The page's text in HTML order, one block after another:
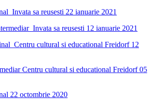
sa reusesti 22 ianuarie 2021
sa reusesti 12 ianuarie 2021
cultural si educational Freidorf 12
Centru cultural si educational Freidorf 05
22 octombrie 2020